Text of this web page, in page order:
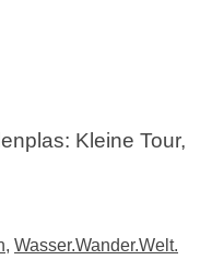
Kleine Tour,
, Wasser.Wander.Welt.